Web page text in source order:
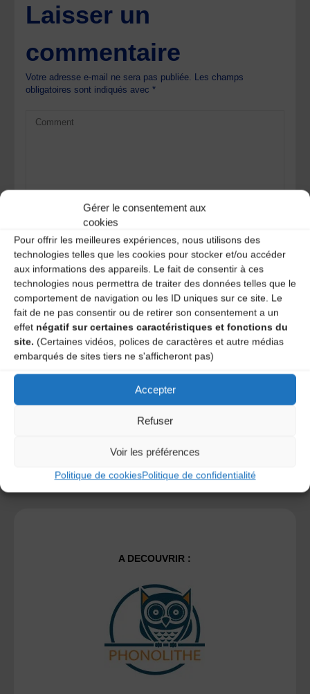
Gérer le consentement aux
cookies
Pour offrir les meilleures expériences, nous utilisons des
technologies telles que les cookies pour stocker et/ou accéder
aux informations des appareils. Le fait de consentir à ces
technologies nous permettra de traiter des données telles que le
comportement de navigation ou les ID uniques sur ce site. Le
fait de ne pas consentir ou de retirer son consentement a un
effet négatif sur certaines caractéristiques et fonctions du
site. (Certaines vidéos, polices de caractères et autre médias
embarqués de sites tiers ne s'afficheront pas)
Accepter
Refuser
Voir les préférences
Politique de cookiesPolitique de confidentialité
Laisser un
commentaire
Votre adresse e-mail ne sera pas publiée. Les champs
obligatoires sont indiqués avec*
Save my name, email, and site URL in my browser for next
time I post a comment.
Ce site utilise Akismet pour réduire les indésirables.
commentaires sont traitées
A DECOUVRIR :